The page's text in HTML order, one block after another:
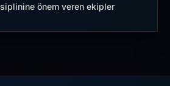
önem veren ekipler